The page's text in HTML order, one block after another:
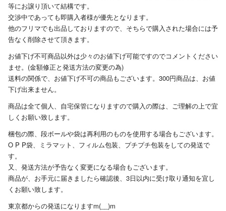
等にお譲り頂いて結構です。
交渉中であっても即購入者様が優先となります。
他のフリマでも出品しておりますので、そちらで購入された場合には予
告なく削除させて頂きます。
お値下げ不可商品以外は少々のお値下げ可能ですのでコメントください
ませ。(金額修正と発送方法の変更の為)
送料の関係で、お値下げ不可の商品もございます。300円商品は、お値
下げ出来ません。
商品は全て個人、自宅保管になりますので購入の際は、ご理解の上で宜
しくお願い致します。
梱包の際、段ボールや袋は再利用のものを使用する場合もございます。
O P P袋、ミラマット、フィルム包装、プチプチ包装をしての発送で
す。
又、発送方法が予告なく変更になる場合もございます。
商品が、お手元に届きましたら確認後、3日以内に受け取り通知を宜し
くお願い致します。
東京都からの発送になりますm(__)m